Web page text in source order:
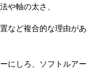
や軸の太さ、
など複合的な理由があ
にしろ、ソフトルアー